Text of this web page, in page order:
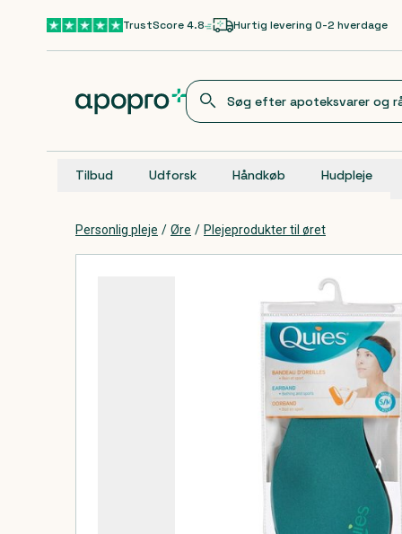
Gå til hovedindholdTrustScore 4.8 Hurtig levering 0-2 hverdage
Tilbud Udforsk Håndkøb Hudpleje
Personlig pleje / Øre / Plejeprodukter til øret